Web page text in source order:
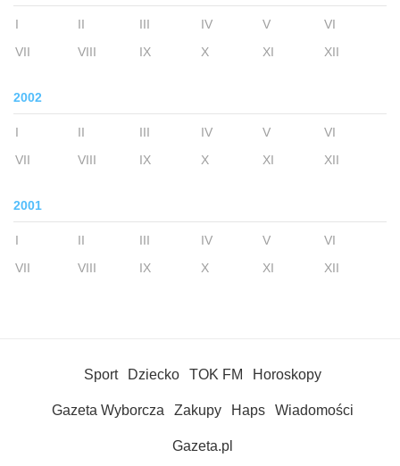
I II III IV V
VI
VII
VIII IX X XI XII
2002
I II III IV V
VI
VII
VIII IX X XI XII
2001
I II III IV V
VI
VII
VIII IX X XI XII
Sport Dziecko TOK FM Horoskopy
Gazeta Wyborcza Zakupy Haps Wiadomości
Gazeta.pl